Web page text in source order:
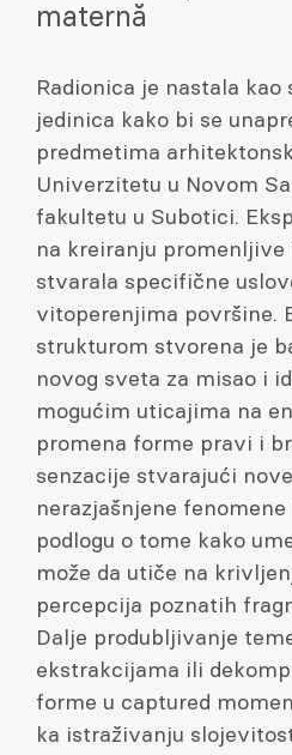
maternă
Radionica je nastala
jedinica kako bi se
predmetima
Univerzitetu u Novom
fakultetu u Subotici.
na kreiranju promenljive
stvarala specifične
vitoperenjima površine.
strukturom stvorena je
novog sveta za misao i
mogućim uticajima na
promena forme pravi i
senzacije stvarajući
nerazjašnjene
podlogu o tome kako
može da utiče na
percepcija poznatih
Dalje produbljivanje
ekstrakcijama ili
forme u captured
ka istraživanju